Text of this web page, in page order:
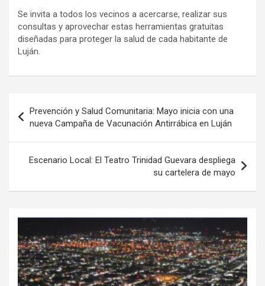
Se invita a todos los vecinos a acercarse, realizar sus
consultas y aprovechar estas herramientas gratuitas
diseñadas para proteger la salud de cada habitante de
Luján.
de
entradas
Prevención y Salud Comunitaria: Mayo inicia con una
nueva Campaña de Vacunación Antirrábica en Luján
Escenario Local: El Teatro Trinidad Guevara despliega
su cartelera de mayo